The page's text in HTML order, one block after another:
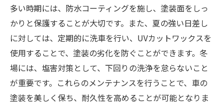
多い時期には、防水コーティングを施し、塗装面をしっ
かりと保護することが大切です。また、夏の強い日差し
に対しては、定期的に洗車を行い、UVカットワックスを
使用することで、塗装の劣化を防ぐことができます。冬
場には、塩害対策として、下回りの洗浄を怠らないこと
が重要です。これらのメンテナンスを行うことで、車の
塗装を美しく保ち、耐久性を高めることが可能となりま